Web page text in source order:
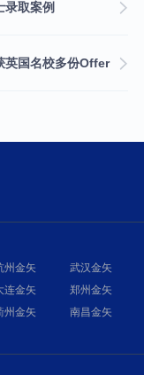
录取案例
英国名校多份Offer
州金矢
武汉金矢
连金矢
郑州金矢
州金矢
南昌金矢